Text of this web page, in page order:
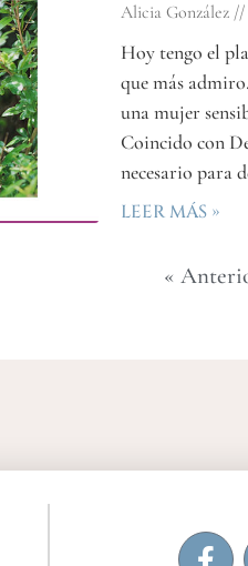
Alicia González
Hoy tengo el
que más
una mujer
Coincido con
necesario para
LEER MÁS »
«